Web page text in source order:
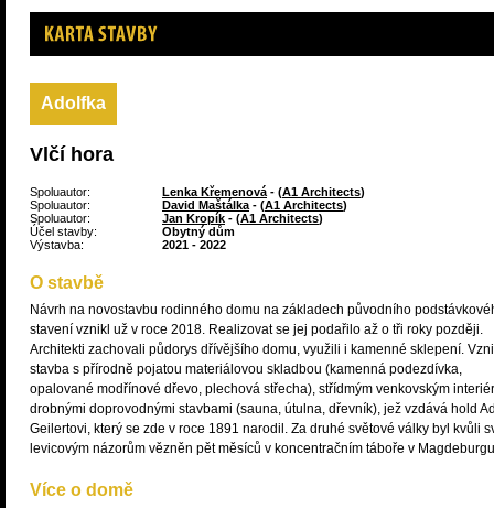
Karta stavby
Adolfka
Vlčí hora
Spoluautor: Lenka Křemenová - (A1 Architects)
Spoluautor:
David Maštálka - (A1 Architects)
Spoluautor:
Jan Kropík - (A1 Architects)
Účel stavby:
Obytný dům
Výstavba:
2021 - 2022
O stavbě
Návrh na novostavbu rodinného domu na základech původního
stavení vznikl už v roce 2018. Realizovat se jej podařilo až o tři roky později.
Architekti zachovali půdorys dřívějšího domu, využili i kamenné sklepení.
stavba s přírodně pojatou materiálovou skladbou (kamenná podezdívka,
opalované modřínové dřevo, plechová střecha), střídmým venkovským
drobnými doprovodnými stavbami (sauna, útulna, dřevník), jež vzdává hold
Geilertovi, který se zde v roce 1891 narodil. Za druhé světové války byl kvůli
levicovým názorům vězněn pět měsíců v koncentračním táboře v
Více o domě